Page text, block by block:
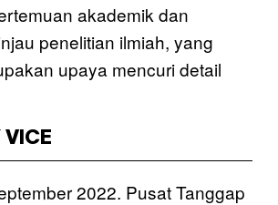
akademik dan
penelitian ilmiah, yang
upaya mencuri detail
VICE
2022. Pusat Tanggap